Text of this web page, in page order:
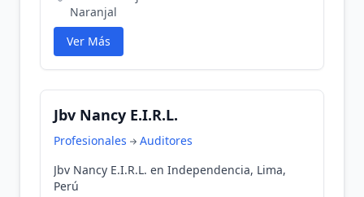
Naranjal
Ver Más
Jbv Nancy E.I.R.L.
Profesionales
Auditores
Jbv Nancy E.I.R.L. en Independencia, Lima,
Perú